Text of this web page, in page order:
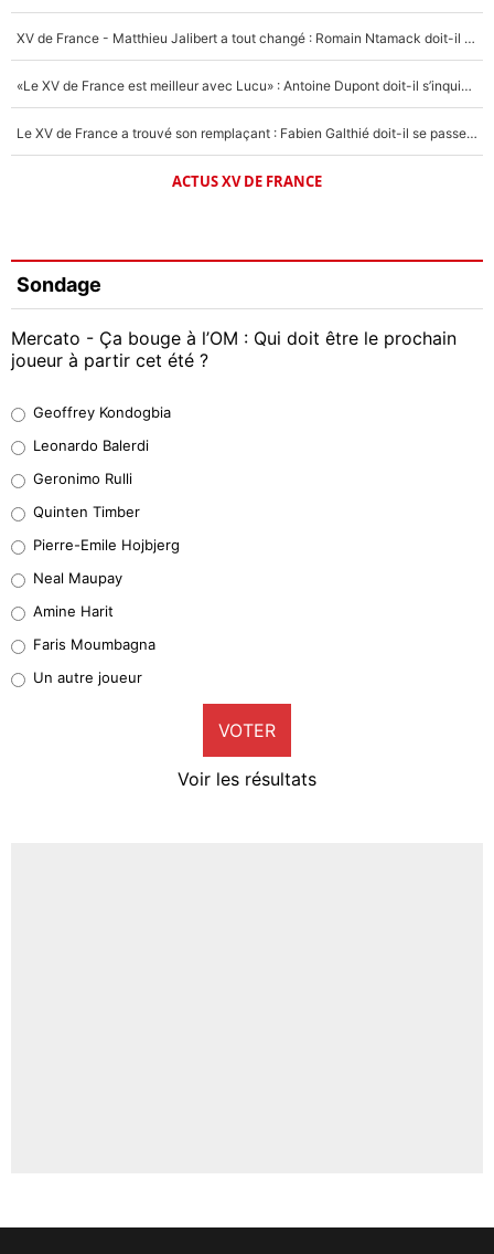
XV de France - Matthieu Jalibert a tout changé : Romain Ntamack doit-il s’inquiéter pour sa place à un an de la Coupe du monde ?
«Le XV de France est meilleur avec Lucu» : Antoine Dupont doit-il s’inquiéter pour sa place ?
Le XV de France a trouvé son remplaçant : Fabien Galthié doit-il se passer d'Antoine Dupont ?
ACTUS XV DE FRANCE
Sondage
Mercato - Ça bouge à l’OM : Qui doit être le prochain
joueur à partir cet été ?
38%
32%
4%
1%
9%
Geoffrey Kondogbia
Leonardo Balerdi
Geronimo Rulli
Quinten Timber
Pierre-Emile Hojbjerg
Neal Maupay
Amine Harit
Faris Moumbagna
Un autre joueur
VOTER
Voir les résultats